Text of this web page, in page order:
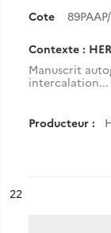
Cote
Contexte :
Manuscrit
intercalation...
Producteur :
n°
22